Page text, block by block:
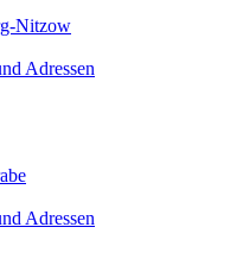
Nitzow
Adressen
Adressen